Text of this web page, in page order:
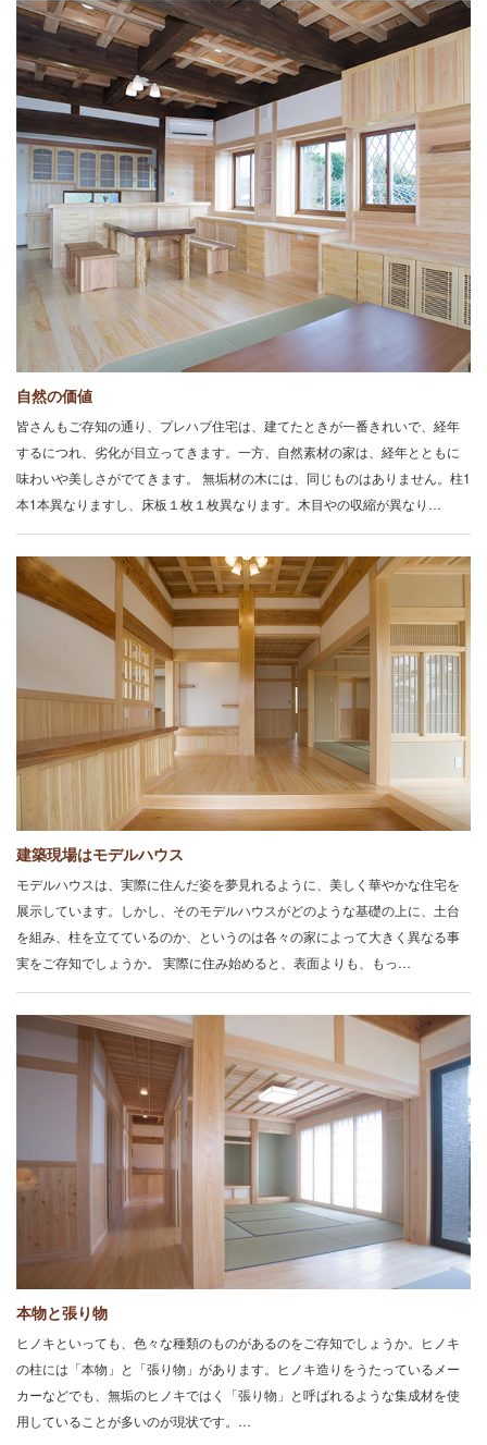
自然の価値
皆さんもご存知の通り、プレハブ住宅は、建てたときが一番きれいで、経年
するにつれ、劣化が目立ってきます。一方、自然素材の家は、経年とともに
味わいや美しさがでてきます。 無垢材の木には、同じものはありません。柱1
本1本異なりますし、床板１枚１枚異なります。木目やの収縮が異なり…
建築現場はモデルハウス
モデルハウスは、実際に住んだ姿を夢見れるように、美しく華やかな住宅を
展示しています。しかし、そのモデルハウスがどのような基礎の上に、土台
を組み、柱を立てているのか、というのは各々の家によって大きく異なる事
実をご存知でしょうか。 実際に住み始めると、表面よりも、もっ…
本物と張り物
ヒノキといっても、色々な種類のものがあるのをご存知でしょうか。ヒノキ
の柱には「本物」と「張り物」があります。ヒノキ造りをうたっているメー
カーなどでも、無垢のヒノキではく「張り物」と呼ばれるような集成材を使
用していることが多いのが現状です。…